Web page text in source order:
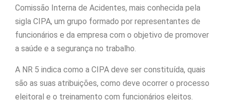
Comissão Interna de Acidentes, mais conhecida pela
sigla CIPA, um grupo formado por representantes de
funcionários e da empresa com o objetivo de promover
a saúde e a segurança no trabalho.
A NR 5 indica como a CIPA deve ser constituída, quais
são as suas atribuições, como deve ocorrer o processo
eleitoral e o treinamento com funcionários eleitos.